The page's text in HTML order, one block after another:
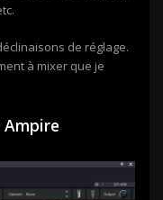
de réglage.
à mixer que je